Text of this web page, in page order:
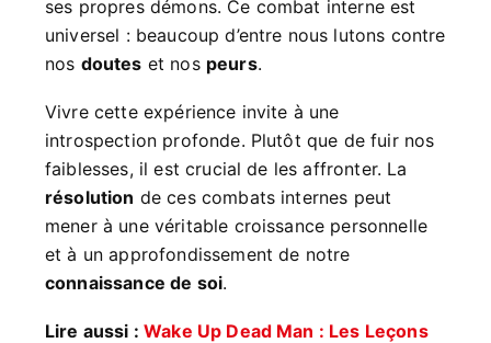
ses propres démons. Ce combat interne est
universel : beaucoup d’entre nous lutons contre
nos doutes et nos peurs.
Vivre cette expérience invite à une
introspection profonde. Plutôt que de fuir nos
faiblesses, il est crucial de les affronter. La
résolution de ces combats internes peut
mener à une véritable croissance personnelle
et à un approfondissement de notre
connaissance de soi.
Lire aussi :Wake Up Dead Man : Les Leçons